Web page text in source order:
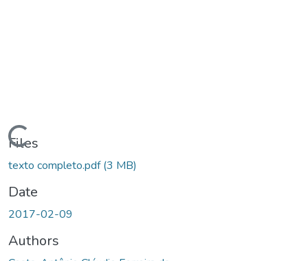
Files
texto completo.pdf(3 MB)
Date
2017-02-09
Authors